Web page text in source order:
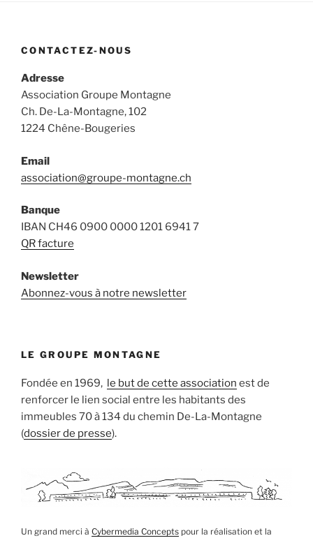
CONTACTEZ-NOUS
Adresse
Association Groupe Montagne
Ch. De-La-Montagne, 102
1224 Chêne-Bougeries
Email
association@groupe-montagne.ch
Banque
IBAN CH46 0900 0000 1201 6941 7
QR facture
Newsletter
Abonnez-vous à notre newsletter
LE GROUPE MONTAGNE
Fondée en 1969, le but de cette association est de
renforcer le lien social entre les habitants des
immeubles 70 à 134 du chemin De-La-Montagne
(dossier de presse).
Un grand merci à Cybermedia Concepts pour la réalisation et la